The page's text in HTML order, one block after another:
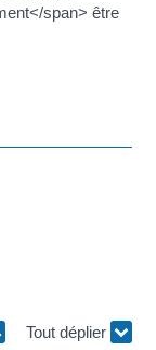
span> être
Tout déplier